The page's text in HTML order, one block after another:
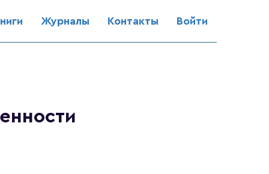
Журналы Контакты Войти